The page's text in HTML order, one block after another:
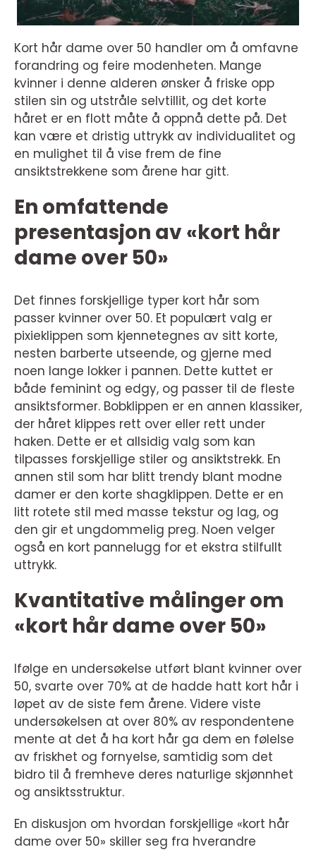
Kort hår dame over 50 handler om å omfavne
forandring og feire modenheten. Mange
kvinner i denne alderen ønsker å friske opp
stilen sin og utstråle selvtillit, og det korte
håret er en flott måte å oppnå dette på. Det
kan være et dristig uttrykk av individualitet og
en mulighet til å vise frem de fine
ansiktstrekkene som årene har gitt.
En omfattende
presentasjon av «kort hår
dame over 50»
Det finnes forskjellige typer kort hår som
passer kvinner over 50. Et populært valg er
pixieklippen som kjennetegnes av sitt korte,
nesten barberte utseende, og gjerne med
noen lange lokker i pannen. Dette kuttet er
både feminint og edgy, og passer til de fleste
ansiktsformer. Bobklippen er en annen klassiker,
der håret klippes rett over eller rett under
haken. Dette er et allsidig valg som kan
tilpasses forskjellige stiler og ansiktstrekk. En
annen stil som har blitt trendy blant modne
damer er den korte shagklippen. Dette er en
litt rotete stil med masse tekstur og lag, og
den gir et ungdommelig preg. Noen velger
også en kort pannelugg for et ekstra stilfullt
uttrykk.
Kvantitative målinger om
«kort hår dame over 50»
Ifølge en undersøkelse utført blant kvinner over
50, svarte over 70% at de hadde hatt kort hår i
løpet av de siste fem årene. Videre viste
undersøkelsen at over 80% av respondentene
mente at det å ha kort hår ga dem en følelse
av friskhet og fornyelse, samtidig som det
bidro til å fremheve deres naturlige skjønnhet
og ansiktsstruktur.
En diskusjon om hvordan forskjellige «kort hår
dame over 50» skiller seg fra hverandre